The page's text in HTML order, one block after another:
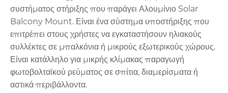
ασφάλειας. Εκτελούν καλά σε σκληρές καιρικές συνθήκες,
όπως ισχυροί άνεμοι. Η τιμή των πρώτων υλών του
ανθρακούχου χάλυβα είναι πολύ χαμηλότερη από αυτή
του κράματος αλουμινίου, καθιστώντας την ιδανική
επιλογή για χρήστες με περιορισμένους
προϋπολογισμούς που αναζητούν υψηλό κόστος
απόδοσης.
συστήματος στήριξης που παράγει Αλουμίνιο Solar
Balcony Mount. Είναι ένα σύστημα υποστήριξης που
επιτρέπει στους χρήστες να εγκαταστήσουν ηλιακούς
συλλέκτες σε μπαλκόνια ή μικρούς εξωτερικούς χώρους.
Είναι κατάλληλο για μικρής κλίμακας παραγωγή
φωτοβολταϊκού ρεύματος σε σπίτια, διαμερίσματα ή
αστικά περιβάλλοντα.